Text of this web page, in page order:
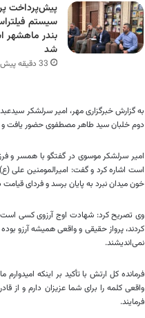
پیش‌پرداخت
سیستم
بندر ماهشهر
شد
33 دقیقه پیش
به گزارش خبرگزاری مهر، امیر سرلشکر
دوم خلبان سید طاهر مصطفوی حضور یافت و
امیر سرلشکر موسوی در گفتگو با همسر و
است اشاره کرد و گفت: امیرالمومنین علی (
خون میدان نبرد به پایان برسد و فردای
وی تصریح کرد: شهادت اوج آرزوی کسی است
کردند، پرواز حقیقی و واقعی همیشه آرزو
نمی‌اندیشند.
فرمانده کل ارتش با تأکید بر اینکه
واقعی کلمه را برای شما عزیزان دارم و از
فرمایند.